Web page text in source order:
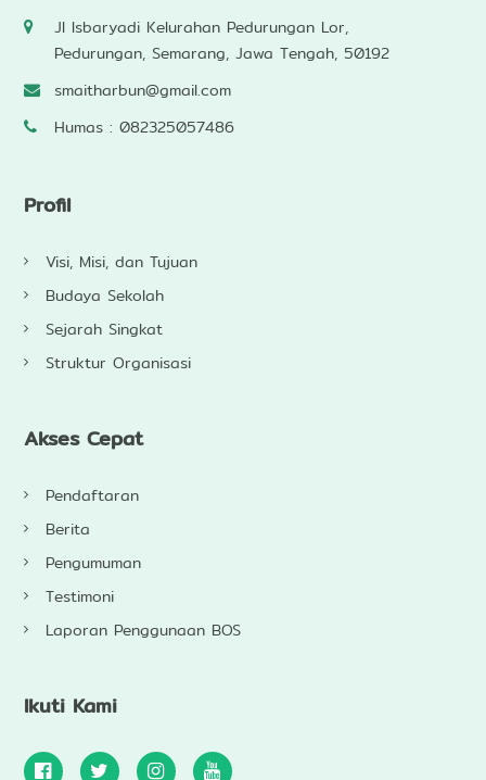
Jl Isbaryadi Kelurahan Pedurungan Lor,
Pedurungan, Semarang, Jawa Tengah, 50192
smaitharbun@gmail.com
Humas : 082325057486
Profil
Visi, Misi, dan Tujuan
Budaya Sekolah
Sejarah Singkat
Struktur Organisasi
Akses Cepat
Pendaftaran
Berita
Pengumuman
Testimoni
Laporan Penggunaan BOS
Ikuti Kami